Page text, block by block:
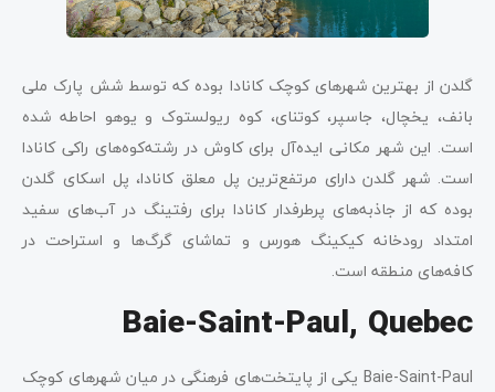
گلدن از بهترین شهرهای کوچک کانادا بوده که توسط شش پارک ملی
بانف، یخچال، جاسپر، کوتنای، کوه ریولستوک و یوهو احاطه شده
است. این شهر مکانی ایده‌آل برای کاوش در رشته‌کوه‌های راکی کانادا
است. شهر گلدن دارای مرتفع‌ترین پل معلق کانادا، پل اسکای گلدن
بوده که از جاذبه‌های پرطرفدار کانادا برای رفتینگ در آب‌های سفید
امتداد رودخانه کیکینگ هورس و تماشای گرگ‌ها و استراحت در
کافه‌های منطقه است.
Baie-Saint-Paul, Quebec
Baie-Saint-Paul یکی از پایتخت‌های فرهنگی در میان شهرهای کوچک